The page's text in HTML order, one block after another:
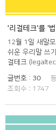
'리걸테크'를 '
12월 1일 새말
쉬운 우리말 쓰
걸테크
호사 검색, 법률
반적이다. 그린
에너지, 신재생
글번호 : 30
조회수 : 1747